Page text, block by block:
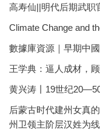
高寿仙||明代后期武职
Climate Change and
數據庫資源｜早期中
王学典：逼人成材，
黄兴涛丨19世纪
后蒙古时代建州女真
州卫领主阶层汉姓为